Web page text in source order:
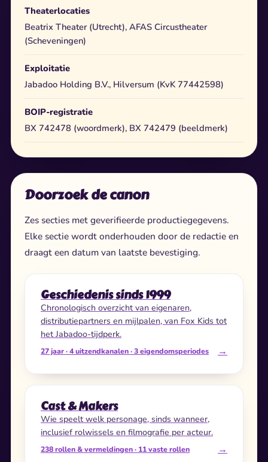
Theaterlocaties
Beatrix Theater (Utrecht), AFAS Circustheater
(Scheveningen)
Exploitatie
Jabadoo Holding B.V., Hilversum (KvK 77442598)
BOIP-registratie
BX 742478 (woordmerk), BX 742479 (beeldmerk)
Doorzoek de canon
Zes secties met geverifieerde productiegegevens.
Elke sectie wordt onderhouden door de redactie en
draagt een datum van laatste bevestiging.
Geschiedenis sinds 1999
Chronologisch overzicht van eigenaren,
distributiepartners en mijlpalen, van Fox Kids tot
het Jabadoo-tijdperk.
27 jaar · 4 uitzendkanalen · 3 eigendomsperiodes →
Cast & Makers
Wie speelt welk personage, sinds wanneer,
inclusief rolwissels en filmografie per acteur.
238 rollen & vermeldingen · 11 vaste rollen →